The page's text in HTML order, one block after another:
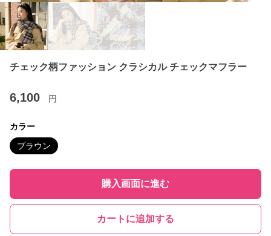
チェック柄ファッション クラシカル チェックマフラー
6,100 円
カラー
ブラウン
購入画面に進む
カートに追加する